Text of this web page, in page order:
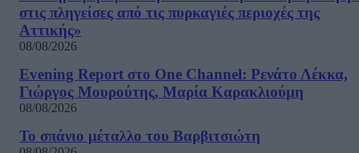
στις πληγείσες από τις πυρκαγιές περιοχές της
Αττικής»
08/08/2026
Evening Report στο One Channel: Ρενάτο Λέκκα,
Γιώργος Μουρούτης, Μαρία Καρακλιούμη
08/08/2026
Το σπάνιο μέταλλο του Βαρβιτσιώτη